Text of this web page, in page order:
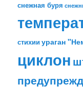
снежная буря
стихии ураган
циклон